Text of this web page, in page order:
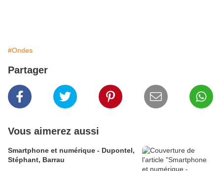
#Ondes
Partager
Vous aimerez aussi
Smartphone et numérique - Dupontel,
Stéphant, Barrau